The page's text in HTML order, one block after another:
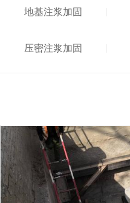
地基注浆加固
压密注浆加固